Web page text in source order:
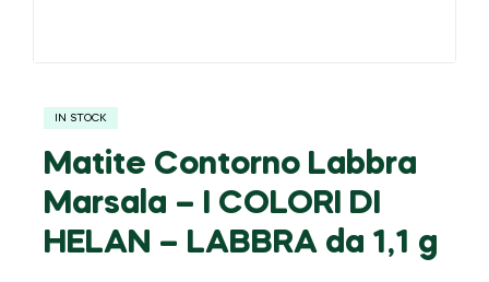
IN STOCK
Matite Contorno Labbra
Marsala – I COLORI DI
HELAN – LABBRA da 1,1 g